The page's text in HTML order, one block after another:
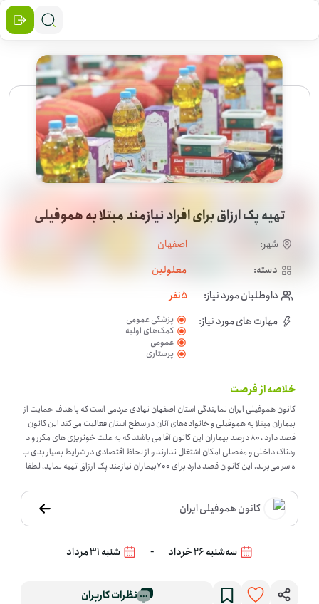
تهیه پک ارزاق برای افراد نیازمند مبتلا به هموفیلی
شهر:
اصفهان
دسته:
معلولین
داوطلبان مورد نیاز:
5نفر
مهارت های مورد نیاز:
پزشکی عمومی
کمک‌های اولیه
عمومی
پرستاری
خلاصه از فرصت
کانون هموفیلی ایران نمایندگی استان اصفهان نهادی مردمی است که با هدف حمایت از
بیماران مبتلا به هموفیلی و خانواده‌های آنان در سطح استان فعالیت می‌کند این کانون
قصد دارد ، ۸۰ درصد بیماران این کانون آقا می باشند که به علت خونریزی های مکرر و د
ردناک داخلی و مفصلی امکان اشتغال ندارند و از لحاظ اقتصادی در شرایط بسیار بدی ب
ه سر می‌برند، این کانو ن قصد دارد برای 700بیماران نیازمند پک ارزاق تهیه نماید، لطفا
اخلی و مفصلی، امکان اشتغال منظم ندارند و همین موضوع فشار معیشتی زیادی برای
خودشان و خانواده‌هایشان ایجاد کرده است. این فرصت برای تهیه‌ی پک ارزاق شکل گرف
ته تا بخشی از نیازهای روزمره‌ی این خانواده‌ها تأمین شود. این فعالیت از سوی کانون ه
ت. اگر به کارهای حمایتی و کمک به تأمین مایحتاج ضروری علاقه‌مند باشید، می‌توانید د
سهمی داشته باشید، می‌توانید به این فرصت بپیوندید.
کانون هموفیلی ایران
سه‌شنبه 26 خرداد - شنبه 31 مرداد
نظرات کاربران